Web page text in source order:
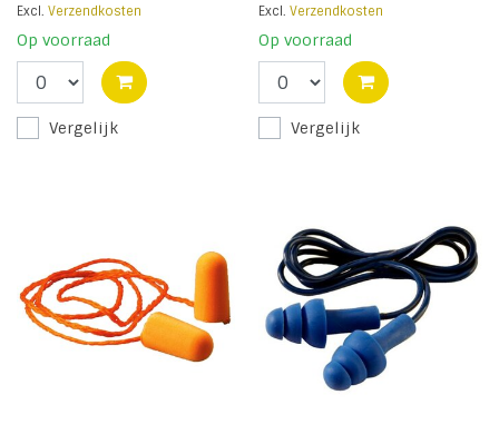
Excl. Verzendkosten
Op voorraad
Vergelijk
Excl. Verzendkosten
Op voorraad
Vergelijk